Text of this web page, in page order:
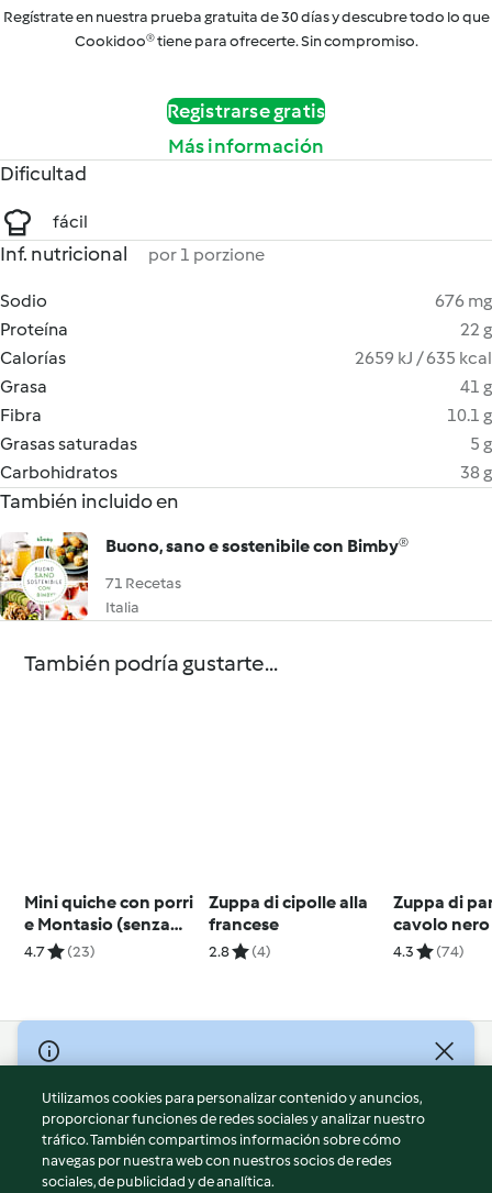
Regístrate en nuestra prueba gratuita de 30 días y descubre todo lo que
Cookidoo® tiene para ofrecerte. Sin compromiso.
Registrarse gratis
Más información
Dificultad
fácil
Inf. nutricional por 1 porzione
Sodio
676 mg
Proteína
22 g
Calorías
2659 kJ / 635 kcal
Grasa
41 g
Fibra
10.1 g
Grasas saturadas
5 g
Carbohidratos
38 g
También incluido en
Buono, sano e sostenibile con Bimby®
71 Recetas
Italia
También podría gustarte...
Mini quiche con porri
e Montasio (senza
glutine)
4.7 (23)
Zuppa di cipolle alla
francese
2.8 (4)
Zuppa di
cavolo nero
Fontina
4.3 (74)
© Copyright 2026
Términos de uso
Política de privacidad
Aviso legal
Información legal
Utilizamos cookies para personalizar contenido y anuncios,
proporcionar funciones de redes sociales y analizar nuestro
tráfico. También compartimos información sobre cómo
navegas por nuestra web con nuestros socios de redes
sociales, de publicidad y de analítica.